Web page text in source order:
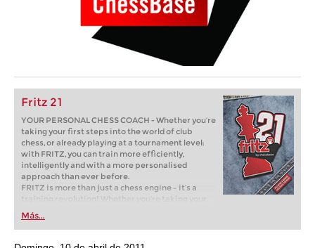
Fritz 21
YOUR PERSONAL CHESS COACH - Whether you’re
taking your first steps into the world of club
chess, or already playing at a tournament level:
with FRITZ, you can train more efficiently,
intelligently and with a more personalised
approach than ever before.
FRITZ is more than just a chess engine – it’s a
training revolution! Whether you’re taking your
first steps into the world of club chess, or already
playing at a tournament level: with FRITZ, you can
train more efficiently, intelligently and with a
more personalised approach than ever before.
Más...